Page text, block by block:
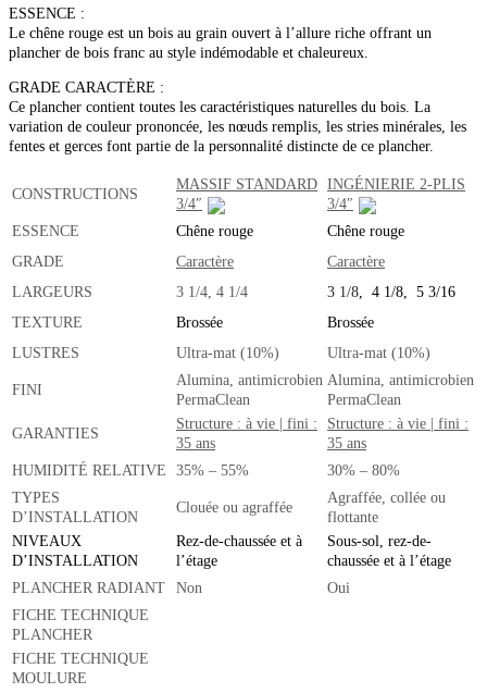
ESSENCE :
Le chêne rouge est un bois au grain ouvert à l’allure riche offrant un
plancher de bois franc au style indémodable et chaleureux.
GRADE CARACTÈRE :
Ce plancher contient toutes les caractéristiques naturelles du bois. La
variation de couleur prononcée, les nœuds remplis, les stries minérales, les
fentes et gerces font partie de la personnalité distincte de ce plancher.
CONSTRUCTIONS
MASSIF STANDARD
3/4″
INGÉNIERIE 2-PLIS
3/4″
ESSENCE
Chêne rouge
Chêne rouge
GRADE
Caractère
Caractère
LARGEURS
3 1/4, 4 1/4 3 1/8, 4 1/8, 5 3/16
TEXTURE
Brossée
Brossée
LUSTRES
Ultra-mat (10%) Ultra-mat (10%)
FINI
Alumina, antimicrobien
PermaClean
Alumina, antimicrobien
PermaClean
GARANTIES
Structure : à vie | fini :
35 ans
Structure : à vie | fini :
35 ans
HUMIDITÉ RELATIVE
35% – 55%
30% – 80%
TYPES
D’INSTALLATION
Clouée ou agraffée
Agraffée, collée ou
flottante
NIVEAUX
D’INSTALLATION
Rez-de-chaussée et à
l’étage
Sous-sol, rez-de-
chaussée et à l’étage
PLANCHER RADIANT
Non
Oui
FICHE TECHNIQUE
PLANCHER
FICHE TECHNIQUE
MOULURE